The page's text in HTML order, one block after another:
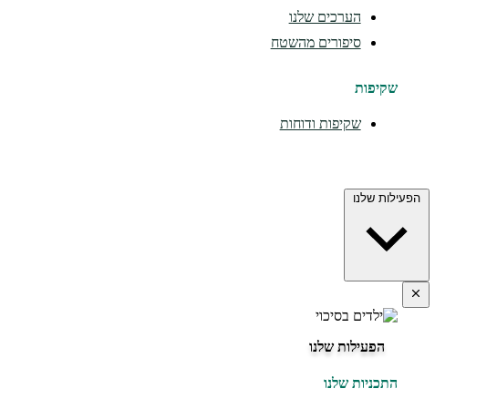
הערכים שלנו
סיפורים מהשטח
שקיפות
שקיפות ודוחות
הפעילות שלנו
הפעילות שלנו
התכניות שלנו